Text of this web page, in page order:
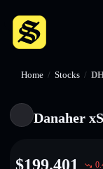
Home / Stocks /
Danaher
$199.401